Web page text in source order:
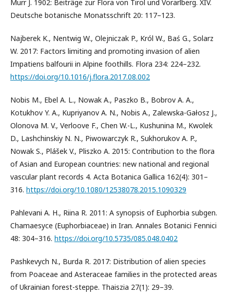
Murr J. 1902: Beiträge zur Flora von Tirol und Vorarlberg. XIV.
Deutsche botanische Monatsschrift 20: 117–123.
Najberek K., Nentwig W., Olejniczak P., Król W., Baś G., Solarz
W. 2017: Factors limiting and promoting invasion of alien
Impatiens balfourii in Alpine foothills. Flora 234: 224–232.
https://doi.org/10.1016/j.flora.2017.08.002
Nobis M., Ebel A. L., Nowak A., Paszko B., Bobrov A. A.,
Kotukhov Y. A., Kupriyanov A. N., Nobis A., Zalewska-Gałosz J.,
Olonova M. V., Verloove F., Chen W.-L., Kushunina M., Kwolek
D., Lashchinskiy N. N., Piwowarczyk R., Sukhorukov A. P.,
Nowak S., Plášek V., Pliszko A. 2015: Contribution to the flora
of Asian and European countries: new national and regional
vascular plant records 4. Acta Botanica Gallica 162(4): 301–
316. https://doi.org/10.1080/12538078.2015.1090329
Pahlevani A. H., Riina R. 2011: A synopsis of Euphorbia subgen.
Chamaesyce (Euphorbiaceae) in Iran. Annales Botanici Fennici
48: 304–316. https://doi.org/10.5735/085.048.0402
Pashkevych N., Burda R. 2017: Distribution of alien species
from Poaceae and Asteraceae families in the protected areas
of Ukrainian forest-steppe. Thaiszia 27(1): 29–39.